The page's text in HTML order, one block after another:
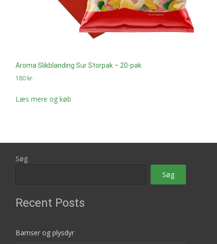
Aroma Slikblanding Sur Storpak – 20-pak
180 kr.
Læs mere og køb
Søg
Søg
Recent Posts
Bamser og plysdyr